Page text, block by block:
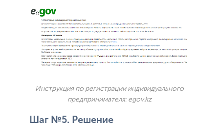
Инструкция по регистрации индивидуального
предпринимателя: egov.kz
Шаг №5. Решение